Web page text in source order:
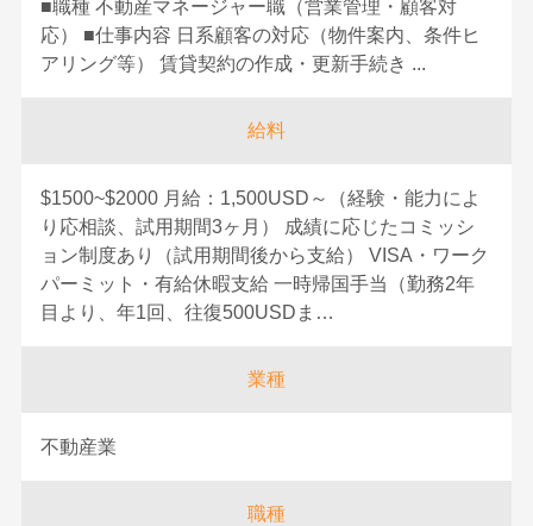
■職種 不動産マネージャー職（営業管理・顧客対
応） ■仕事内容 日系顧客の対応（物件案内、条件ヒ
アリング等） 賃貸契約の作成・更新手続き ...
給料
$1500~$2000 月給：1,500USD～（経験・能力によ
り応相談、試用期間3ヶ月） 成績に応じたコミッシ
ョン制度あり（試用期間後から支給） VISA・ワーク
パーミット・有給休暇支給 一時帰国手当（勤務2年
目より、年1回、往復500USDま…
業種
不動産業
職種